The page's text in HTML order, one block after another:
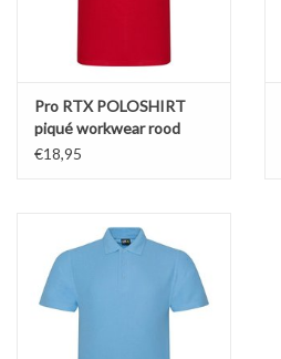
Pro RTX POLOSHIRT
piqué workwear rood
€18,95